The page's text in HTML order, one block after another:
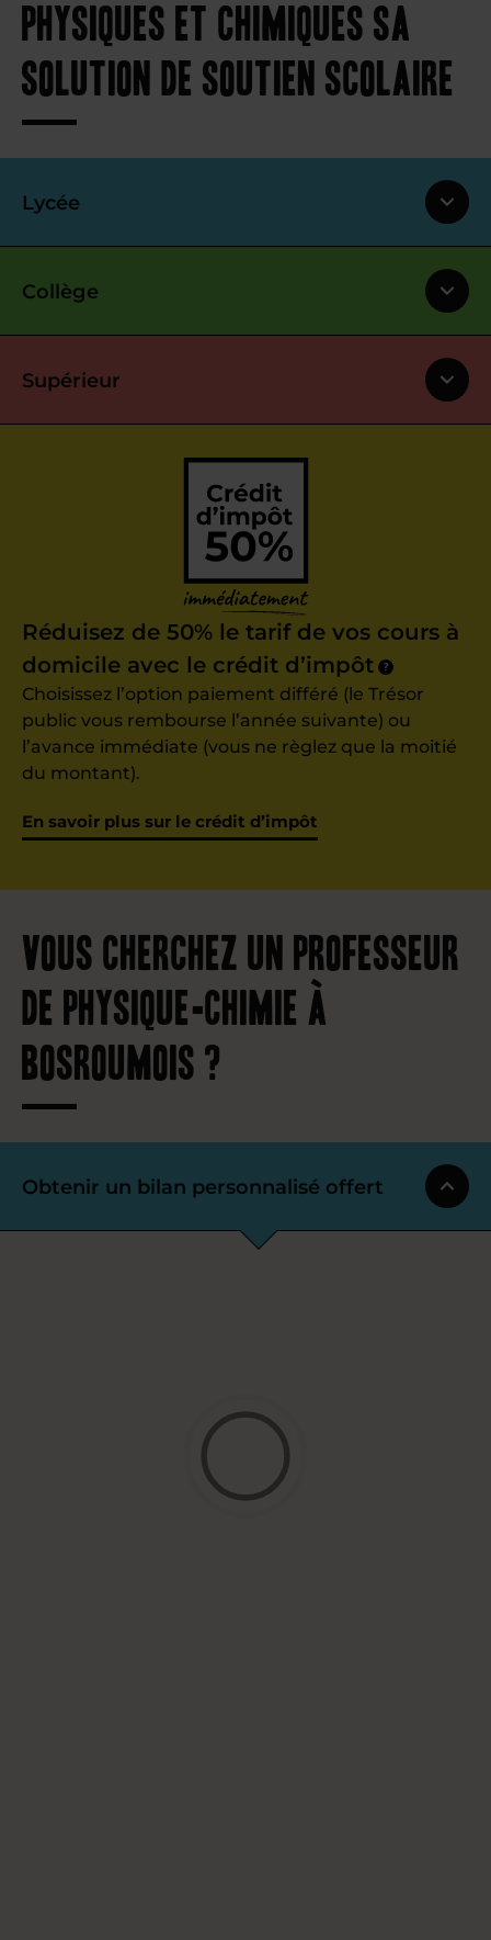
physiques et chimiques sa
solution de soutien scolaire
Lycée
Collège
Supérieur
Réduisez de 50% le tarif de vos cours à
domicile avec le crédit d’impôt
?
Choisissez l’option paiement différé (le Trésor
public vous rembourse l’année suivante) ou
l’avance immédiate (vous ne règlez que la moitié
du montant).
En savoir plus sur le crédit d’impôt
Vous cherchez un professeur
de physique-chimie à
Bosroumois ?
Obtenir un bilan personnalisé offert